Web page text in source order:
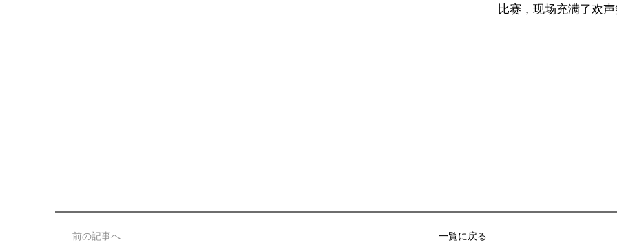
比赛，现场充满了欢声
前の記事へ 一覧に戻る